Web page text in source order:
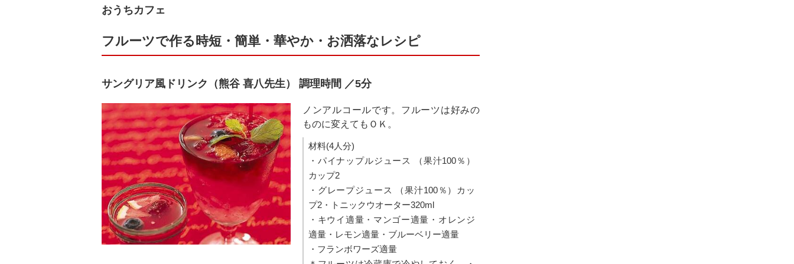
おうちカフェ
フルーツで作る時短・簡単・華やか・お洒落なレシピ
サングリア風ドリンク（熊谷 喜八先生） 調理時間 ／5分
ノンアルコールです。フルーツは好みの
ものに変えてもＯＫ。
材料(4人分)
・パイナップルジュース （果汁100％）
カップ2
・グレープジュース （果汁100％）カッ
プ2・トニックウオーター320ml
・キウイ適量・マンゴー適量・オレンジ
適量・レモン適量・ブルーベリー適量
・フランボワーズ適量